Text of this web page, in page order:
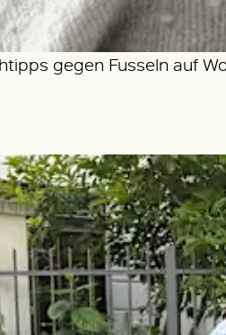
gegen Fusseln auf